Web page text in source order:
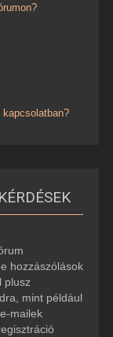
hozzászólások
plusz
mint például
mailek